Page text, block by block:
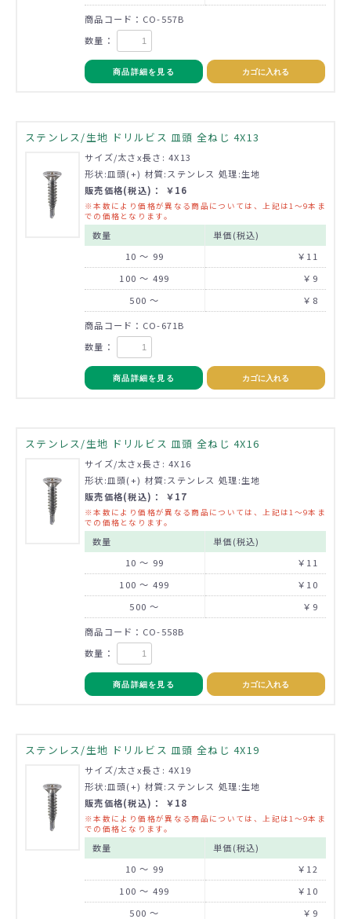
商品コード：CO-557B
数量：
商品詳細を見る カゴに入れる
ステンレス/生地 ドリルビス 皿頭 全ねじ 4X13
サイズ/太さx長さ: 4X13
形状:皿頭(+) 材質:ステンレス 処理:生地
販売価格(税込)： ￥16
※本数により価格が異なる商品については、上記は1～9本ま
での価格となります。
数量
単価(税込)
10 ～ 99
￥11
100 ～ 499
￥9
500 ～
￥8
商品コード：CO-671B
数量：
商品詳細を見る カゴに入れる
ステンレス/生地 ドリルビス 皿頭 全ねじ 4X16
サイズ/太さx長さ: 4X16
形状:皿頭(+) 材質:ステンレス 処理:生地
販売価格(税込)： ￥17
※本数により価格が異なる商品については、上記は1～9本ま
での価格となります。
数量
単価(税込)
10 ～ 99
￥11
100 ～ 499
￥10
500 ～
￥9
商品コード：CO-558B
数量：
商品詳細を見る カゴに入れる
ステンレス/生地 ドリルビス 皿頭 全ねじ 4X19
サイズ/太さx長さ: 4X19
形状:皿頭(+) 材質:ステンレス 処理:生地
販売価格(税込)： ￥18
※本数により価格が異なる商品については、上記は1～9本ま
での価格となります。
数量
単価(税込)
10 ～ 99
￥12
100 ～ 499
￥10
500 ～
￥9